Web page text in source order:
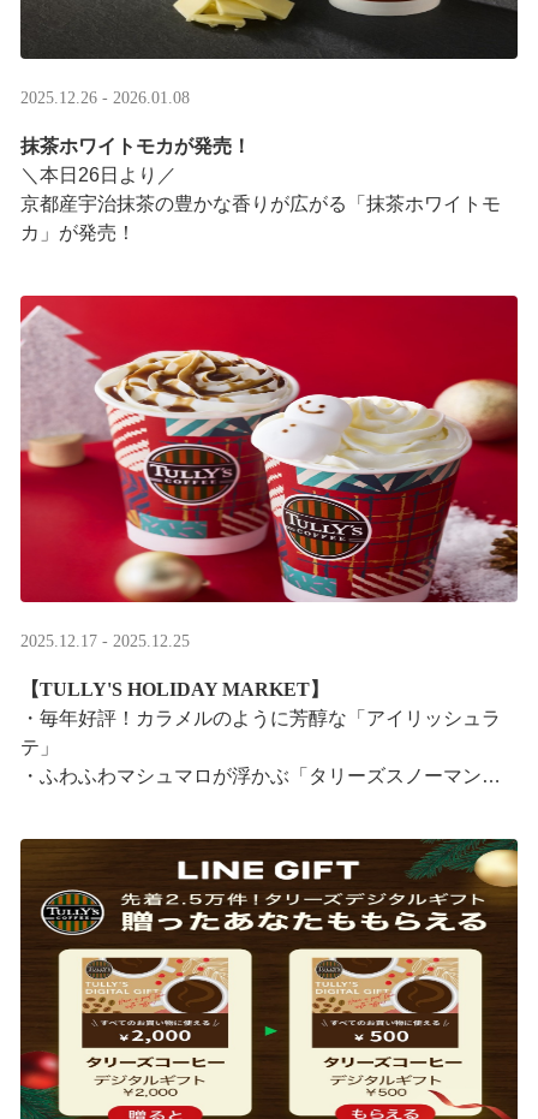
2025.12.26 - 2026.01.08
抹茶ホワイトモカが発売！
＼本日26日より／
京都産宇治抹茶の豊かな香りが広がる「抹茶ホワイトモ
カ」が発売！
2025.12.17 - 2025.12.25
【TULLY'S HOLIDAY MARKET】
・毎年好評！カラメルのように芳醇な「アイリッシュラ
テ」
・ふわふわマシュマロが浮かぶ「タリーズスノーマンラ
特別なドリンクと一緒に、クリスマス気分をお楽しみく
ださい。